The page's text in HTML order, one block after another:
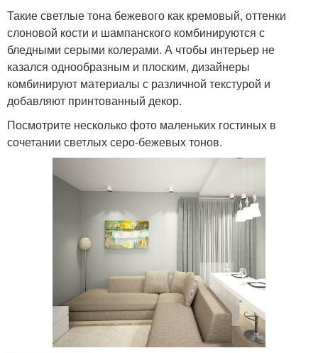
Такие светлые тона бежевого как кремовый, оттенки
слоновой кости и шампанского комбинируются с
бледными серыми колерами. А чтобы интерьер не
казался однообразным и плоским, дизайнеры
комбинируют материалы с различной текстурой и
добавляют принтованный декор.
Посмотрите несколько фото маленьких гостиных в
сочетании светлых серо-бежевых тонов.